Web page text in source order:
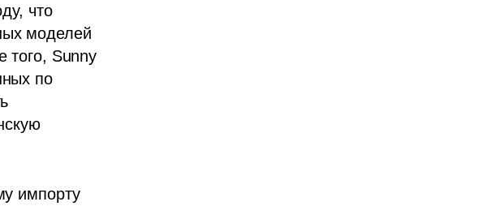
что
моделей
того, Sunny
по
импорту